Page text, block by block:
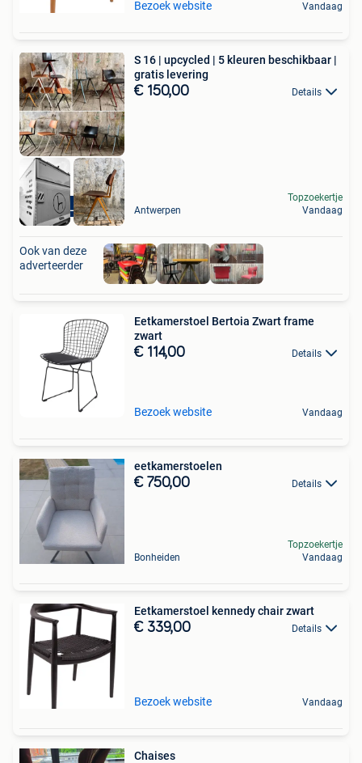
Bezoek website Vandaag
GRATIS LEVERING
S 16 | upcycled | 5 kleuren beschikbaar |
gratis levering
€ 150,00 Details
Antwerpen
Topzoekertje
Vandaag
Ook van deze
adverteerder
Eetkamerstoel Bertoia Zwart frame
zwart
€ 114,00 Details
Bezoek website Vandaag
eetkamerstoelen
€ 750,00 Details
Bonheiden
Topzoekertje
Vandaag
Eetkamerstoel kennedy chair zwart
€ 339,00 Details
Bezoek website Vandaag
Chaises